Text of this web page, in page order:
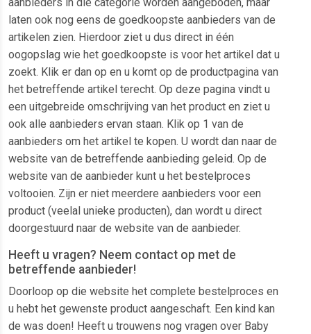
laten ook nog eens de goedkoopste aanbieders van de
artikelen zien. Hierdoor ziet u dus direct in één
oogopslag wie het goedkoopste is voor het artikel dat u
zoekt. Klik er dan op en u komt op de productpagina van
het betreffende artikel terecht. Op deze pagina vindt u
een uitgebreide omschrijving van het product en ziet u
ook alle aanbieders ervan staan. Klik op 1 van de
aanbieders om het artikel te kopen. U wordt dan naar de
website van de betreffende aanbieding geleid. Op de
website van de aanbieder kunt u het bestelproces
voltooien. Zijn er niet meerdere aanbieders voor een
product (veelal unieke producten), dan wordt u direct
doorgestuurd naar de website van de aanbieder.
Heeft u vragen? Neem contact op met de
betreffende aanbieder!
Doorloop op die website het complete bestelproces en
u hebt het gewenste product aangeschaft. Een kind kan
de was doen! Heeft u trouwens nog vragen over Baby